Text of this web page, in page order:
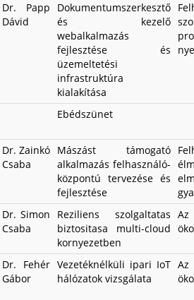
Dr. Papp
Dávid
Dokumentumszerkesztő
és kezelő
webalkalmazás
fejlesztése és
üzemeltetési
infrastruktúra
kialakítása
Ebédszünet
Dr. Zainkó
Csaba
Mászást támogató
alkalmazás felhasználó-
központú tervezése és
fejlesztése
Dr. Simon
Csaba
Reziliens szolgaltatas
biztositasa multi-cloud
kornyezetben
Dr. Fehér
Gábor
Vezetéknélküli ipari IoT
hálózatok vizsgálata